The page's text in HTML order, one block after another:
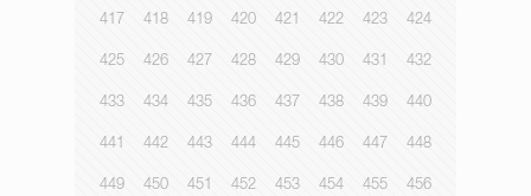
417 418 419 420 421 422 423 424
425 426 427 428 429 430 431 432
433 434 435 436 437 438 439 440
441 442 443 444 445 446 447 448
449 450 451 452 453 454 455 456